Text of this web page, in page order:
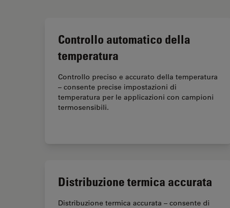
Controllo automatico della
temperatura
Controllo preciso e accurato della temperatura
– consente precise impostazioni di
temperatura per le applicazioni con campioni
termosensibili.
Distribuzione termica accurata
Distribuzione termica accurata – consente di